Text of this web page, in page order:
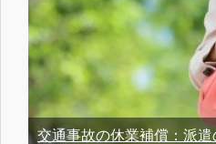
交通事故の休業補償：派